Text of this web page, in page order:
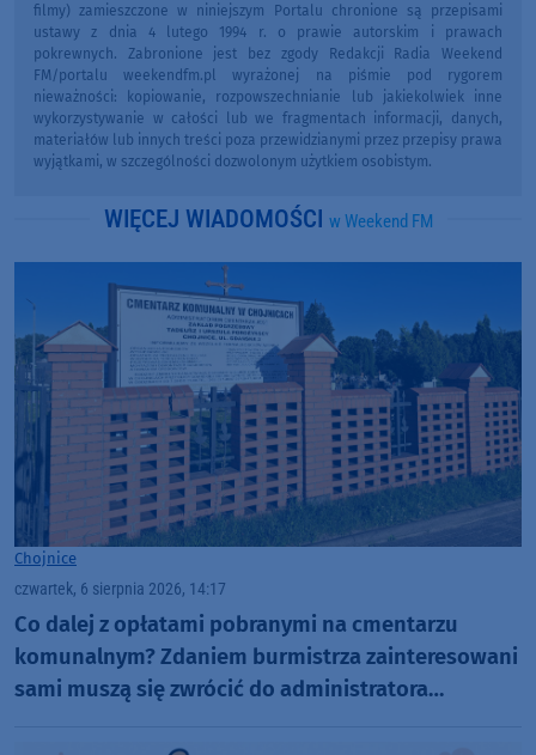
filmy) zamieszczone w niniejszym Portalu chronione są przepisami
ustawy z dnia 4 lutego 1994 r. o prawie autorskim i prawach
pokrewnych. Zabronione jest bez zgody Redakcji Radia Weekend
FM/portalu weekendfm.pl wyrażonej na piśmie pod rygorem
nieważności: kopiowanie, rozpowszechnianie lub jakiekolwiek inne
wykorzystywanie w całości lub we fragmentach informacji, danych,
materiałów lub innych treści poza przewidzianymi przez przepisy prawa
wyjątkami, w szczególności dozwolonym użytkiem osobistym.
WIĘCEJ WIADOMOŚCI w Weekend FM
Chojnice
czwartek, 6 sierpnia 2026, 14:17
Co dalej z opłatami pobranymi na cmentarzu
komunalnym? Zdaniem burmistrza zainteresowani
sami muszą się zwrócić do administratora